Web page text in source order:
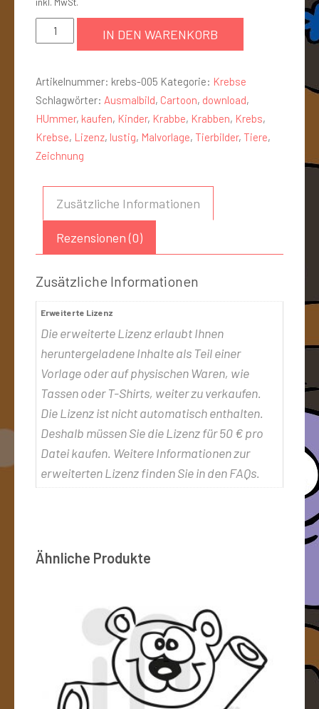
IN DEN WARENKORB
Artikelnummer: krebs-005 Kategorie: Krebse
Schlagwörter: Ausmalbild, Cartoon, download,
HUmmer, kaufen, Kinder, Krabbe, Krabben, Krebs,
Krebse, Lizenz, lustig, Malvorlage, Tierbilder, Tiere,
Zeichnung
Zusätzliche Informationen
Rezensionen (0)
Zusätzliche Informationen
Erweiterte Lizenz
Die erweiterte Lizenz erlaubt Ihnen
heruntergeladene Inhalte als Teil einer
Vorlage oder auf physischen Waren, wie
Tassen oder T-Shirts, weiter zu verkaufen.
Die Lizenz ist nicht automatisch enthalten.
Deshalb müssen Sie die Lizenz für 50 € pro
Datei kaufen. Weitere Informationen zur
erweiterten Lizenz finden Sie in den FAQs.
Ähnliche Produkte